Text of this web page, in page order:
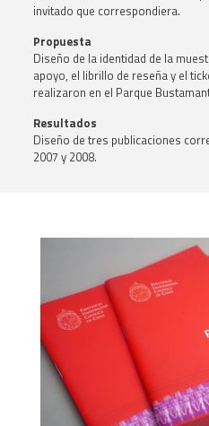
invitado que correspondiera.
Propuesta
Diseño de la identidad de la
apoyo, el librillo de reseña y el
realizaron en el Parque
Resultados
Diseño de tres publicaciones
2007 y 2008.